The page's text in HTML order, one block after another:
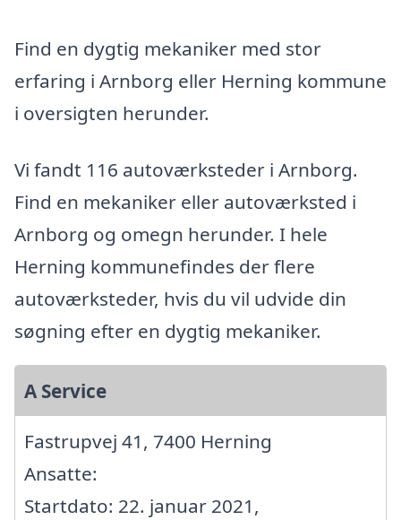
Find en dygtig mekaniker med stor
erfaring i Arnborg eller Herning kommune
i oversigten herunder.
Vi fandt 116 autoværksteder i Arnborg.
Find en mekaniker eller autoværksted i
Arnborg og omegn herunder. I hele
Herning kommunefindes der flere
autoværksteder, hvis du vil udvide din
søgning efter en dygtig mekaniker.
A Service
Fastrupvej 41, 7400 Herning
Ansatte:
Startdato: 22. januar 2021,